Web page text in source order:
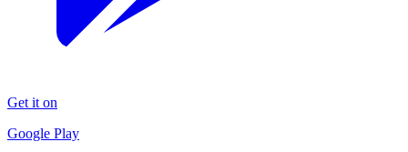
Get it on
Google Play